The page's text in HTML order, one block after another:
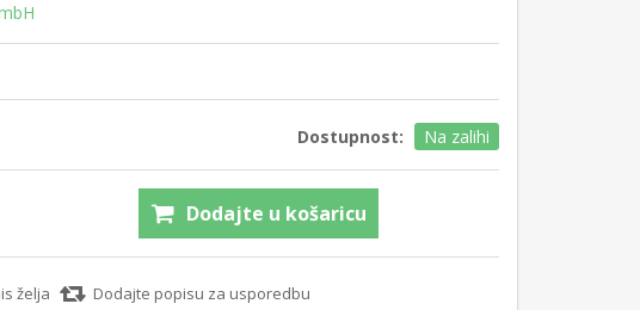
Dostupnost: Na zalihi
Dodajte u košaricu
želja Dodajte popisu za usporedbu